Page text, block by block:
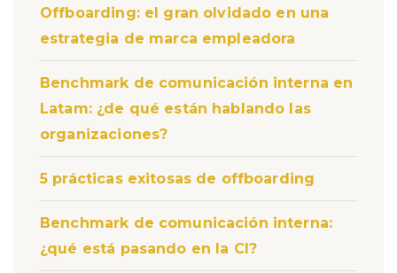
Offboarding: el gran olvidado en una
estrategia de marca empleadora
Benchmark de comunicación interna en
Latam: ¿de qué están hablando las
organizaciones?
5 prácticas exitosas de offboarding
Benchmark de comunicación interna:
¿qué está pasando en la CI?